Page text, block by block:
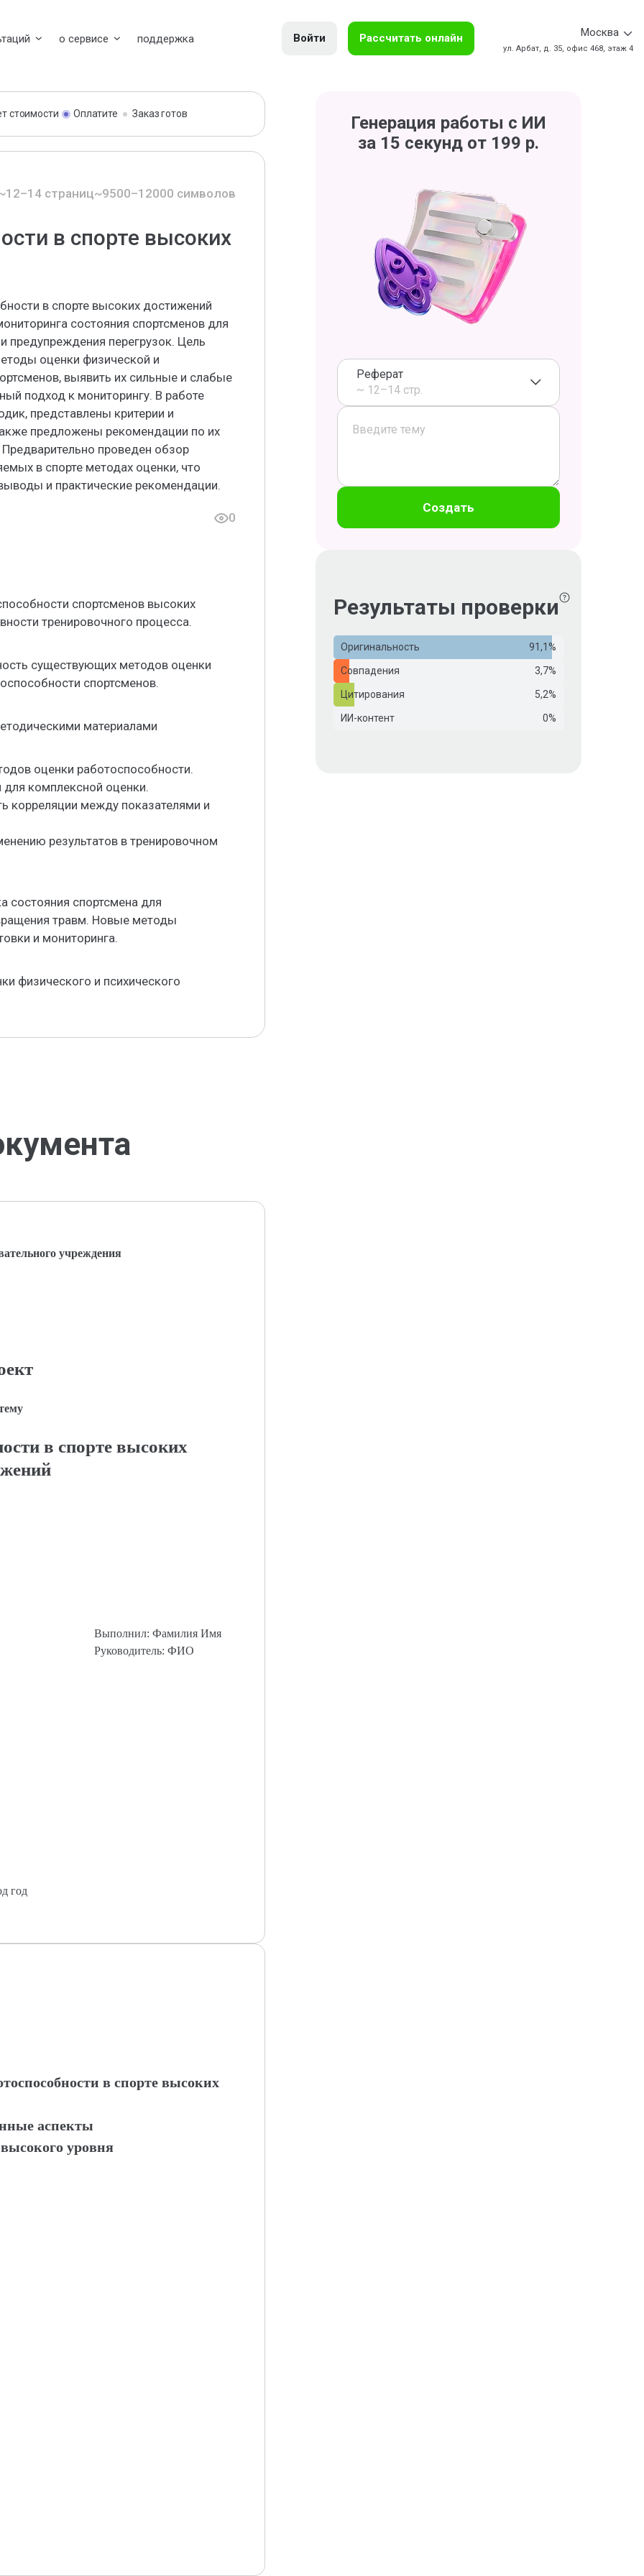
о сервисе поддержка Войти Рассчитать онлайн Москва
ул. Арбат, д. 35, офис 468, этаж 4
стоимости Оплатите Заказ готов
страниц~9500–12000 символов
в спорте высоких
в спорте высоких достижений
состояния спортсменов для
предупреждения перегрузок. Цель
оценки физической и
выявить их сильные и слабые
подход к мониторингу. В работе
представлены критерии и
предложены рекомендации по их
проведен обзор
в спорте методах оценки, что
и практические рекомендации.
0
спортсменов высоких
тренировочного процесса.
существующих методов оценки
спортсменов.
материалами
оценки работоспособности.
для комплексной оценки.
корреляции между показателями и
результатов в тренировочном
состояния спортсмена для
травм. Новые методы
и мониторинга.
физического и психического
учреждения
в спорте высоких
Выполнил: Фамилия Имя
Руководитель: ФИО
год
в спорте высоких
аспекты
уровня
Генерация работы с ИИ
за 15 секунд от 199 р.
Реферат
~ 12–14 стр.
Создать
Результаты проверки
Оригинальность 91,1%
Совпадения 3,7%
Цитирования 5,2%
ИИ-контент 0%